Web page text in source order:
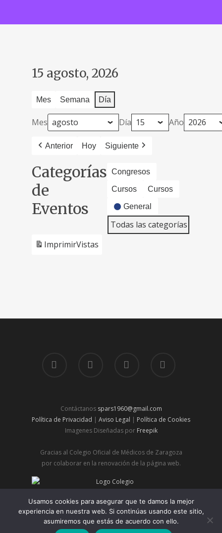
15 agosto, 2026
Mes Semana Día
Mes Día Año
Anterior Hoy Siguiente
Categorías
de
Eventos
Congresos
Cursos Cursos
General
Todas las categorías
ImprimirVistas
Contáctanos spars1960@gmail.com
Política de Privacidad | Aviso Legal | Política de Cookies
Imagenes Diseñadas por Freepik
Gracias al Colegio Oficial de Médicos de Zaragoza
por colaborar en la renovación de la página web.
© 2026 Spars | Sociedad de Pediatría de Aragón, Rioja y
Soria.
Usamos cookies para asegurar que te damos la mejor
experiencia en nuestra web. Si continúas usando este sitio,
asumiremos que estás de acuerdo con ello.